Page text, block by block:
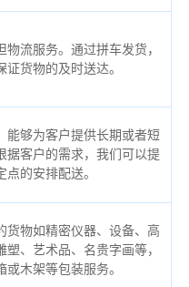
流服务。通过拼车发货，
货物的及时送达。
能够为客户提供长期或者短
据客户的需求，我们可以提
的安排配送。
货物如精密仪器、设备、高
、艺术品、名贵字画等，
木架等包装服务。